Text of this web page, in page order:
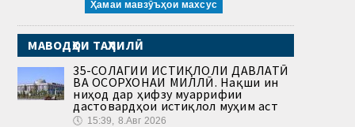
Ҳамаи мавзӯъҳои махсус
МАВОДҲОИ ТАҲЛИЛӢ
35-СОЛАГИИ ИСТИҚЛОЛИ ДАВЛАТӢ
ВА ОСОРХОНАИ МИЛЛӢ. Нақши ин
ниҳод дар ҳифзу муаррифии
дастовардҳои истиқлол муҳим аст
🕔 15:39, 8.Авг 2026